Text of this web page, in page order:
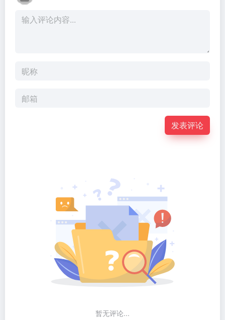
发表评论
暂无评论...